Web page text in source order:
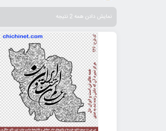
نمایش دادن همه 2 نتیجه